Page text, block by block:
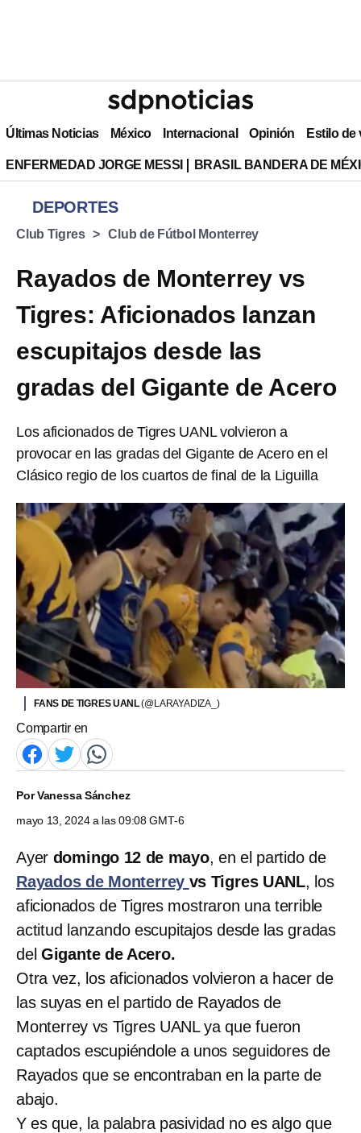
Últimas Noticias México Internacional Opinión Estilo de
ENFERMEDAD JORGE MESSI BRASIL BANDERA DE
DEPORTES
Club Tigres Club de Fútbol Monterrey
Rayados de Monterrey vs
Tigres: Aficionados lanzan
escupitajos desde las
gradas del Gigante de Acero
Los aficionados de Tigres UANL volvieron a
provocar en las gradas del Gigante de Acero en el
Clásico regio de los cuartos de final de la Liguilla
FANS DE TIGRES UANL(@LARAYADIZA_)
Compartir en
PorVanessa Sánchez
mayo 13, 2024 a las 09:08 GMT-6
Ayer domingo 12 de mayo, en el partido de
Rayados de Monterrey vs Tigres UANL, los
aficionados de Tigres mostraron una terrible
actitud lanzando escupitajos desde las gradas
del Gigante de Acero.
Otra vez, los aficionados volvieron a hacer de
las suyas en el partido de Rayados de
Monterrey vs Tigres UANL ya que fueron
captados escupiéndole a unos seguidores de
Rayados que se encontraban en la parte de
abajo.
Y es que, la palabra pasividad no es algo que